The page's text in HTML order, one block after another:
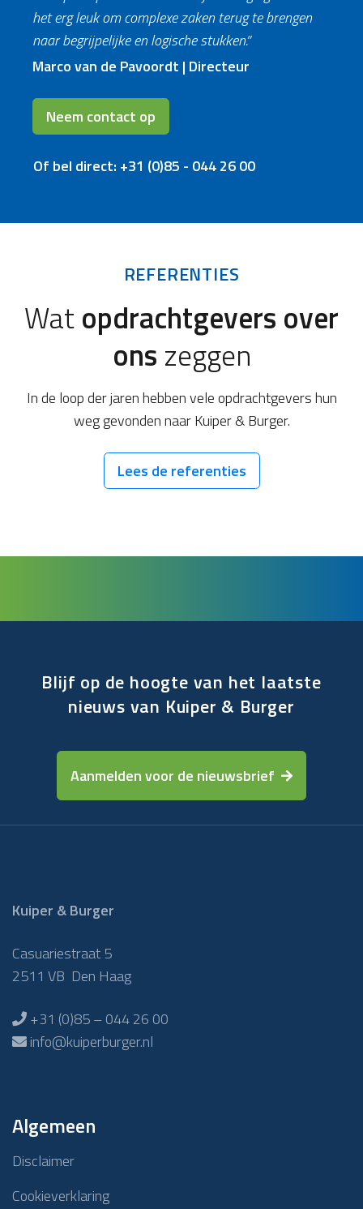
het erg leuk om complexe zaken terug te brengen
naar begrijpelijke en logische stukken.”
Marco van de Pavoordt | Directeur
Neem contact op
Of bel direct: +31 (0)85 - 044 26 00
REFERENTIES
Watopdrachtgevers over
ons zeggen
In de loop der jaren hebben vele opdrachtgevers hun
weg gevonden naar Kuiper & Burger.
Lees de referenties
Blijf op de hoogte van het laatste
nieuws van Kuiper & Burger
Aanmelden voor de nieuwsbrief
Kuiper & Burger
Casuariestraat 5
2511 VB Den Haag
+31 (0)85 – 044 26 00
info@kuiperburger.nl
Algemeen
Disclaimer
Cookieverklaring